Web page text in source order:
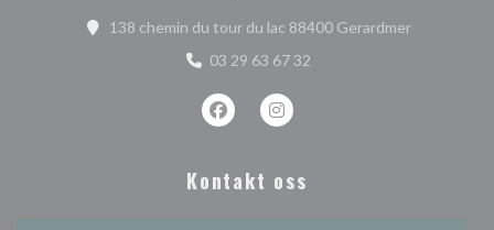
138 chemin du tour du lac 88400 Gerardmer((åpner i et
03 29 63 67 32
Facebook ((åpner i et nytt vindu))
Instagram ((åpner i et nytt
Kontakt oss